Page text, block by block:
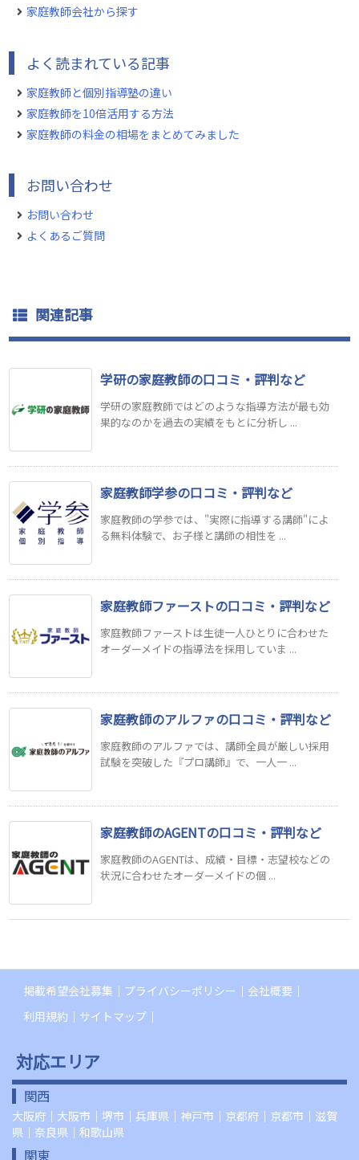
家庭教師会社から探す
よく読まれている記事
家庭教師と個別指導塾の違い
家庭教師を10倍活用する方法
家庭教師の料金の相場をまとめてみました
お問い合わせ
お問い合わせ
よくあるご質問
関連記事
学研の家庭教師の口コミ・評判など
学研の家庭教師ではどのような指導方法が最も効
果的なのかを過去の実績をもとに分析し ...
家庭教師学参の口コミ・評判など
家庭教師の学参では、"実際に指導する講師"によ
る無料体験で、お子様と講師の相性を ...
家庭教師ファーストの口コミ・評判など
家庭教師ファーストは生徒一人ひとりに合わせた
オーダーメイドの指導法を採用していま ...
家庭教師のアルファの口コミ・評判など
家庭教師のアルファでは、講師全員が厳しい採用
試験を突破した『プロ講師』で、一人一 ...
家庭教師のAGENTの口コミ・評判など
家庭教師のAGENTは、成績・目標・志望校などの
状況に合わせたオーダーメイドの個 ...
掲載希望会社募集 プライバシーポリシー
会社概要
利用規約
サイトマップ
対応エリア
関西
大阪府 ｜ 大阪市 ｜ 堺市 ｜ 兵庫県 ｜ 神戸市 ｜ 京都府 ｜ 京都市 ｜ 滋賀
県 ｜ 奈良県 ｜ 和歌山県
関東